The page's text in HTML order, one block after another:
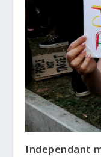
Independant